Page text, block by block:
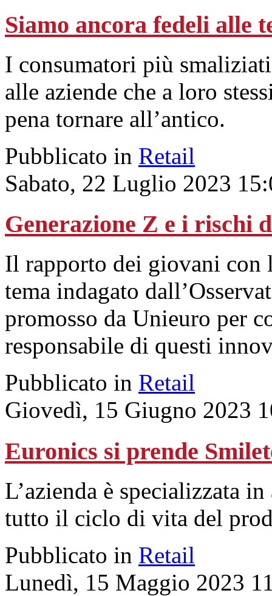
Siamo ancora fedeli alle
I consumatori più
alle aziende che a loro
pena tornare all’antico.
Pubblicato in Retail
Sabato, 22 Luglio 2023
Generazione Z e i rischi
Il rapporto dei giovani con
tema indagato
promosso da Unieuro per
responsabile di questi
Pubblicato in Retail
Giovedì, 15 Giugno 2023
Euronics si prende
L’azienda è specializzata
tutto il ciclo di vita del
Pubblicato in Retail
Lunedì, 15 Maggio 2023